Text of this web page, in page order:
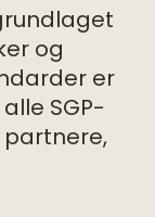
og
er
SGP-